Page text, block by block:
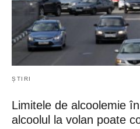
ȘTIRI
Limitele de alcoolemie
alcoolul la volan poate